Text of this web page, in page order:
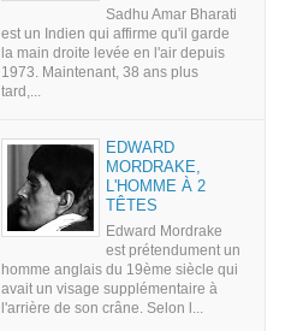
Sadhu Amar Bharati
est un Indien qui affirme qu'il garde
la main droite levée en l'air depuis
1973. Maintenant, 38 ans plus
tard,...
EDWARD
MORDRAKE,
L'HOMME À 2
TÊTES
Edward Mordrake
est prétendument un
homme anglais du 19ème siècle qui
avait un visage supplémentaire à
l'arrière de son crâne. Selon l...